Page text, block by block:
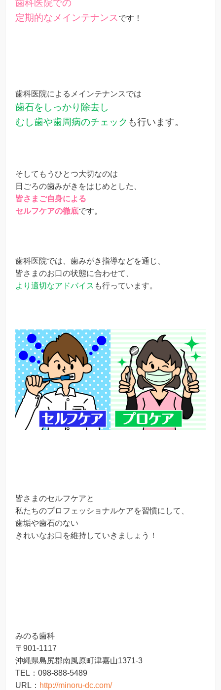
歯科医院での
定期的なメインテナンス です！
歯科医院によるメインテナンスでは
歯石をしっかり除去し
むし歯や歯周病のチェック も行います。
そしてもうひとつ大切なのは
日ごろの歯みがきをはじめとした、
皆さまご自身による
セルフケアの徹底です。
歯科医院では、歯みがき指導などを通じ、
皆さまのお口の状態に合わせて、
より適切なアドバイス も行っています。
皆さまのセルフケアと
私たちのプロフェッショナルケアを習慣にして、
歯垢や歯石のない
きれいなお口を維持していきましょう！
みのる歯科
〒901-1117
沖縄県島尻郡南風原町津嘉山1371-3
TEL：098-888-5489
URL： http://minoru-dc.com/